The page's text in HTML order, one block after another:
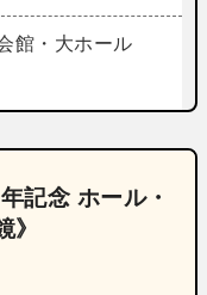
館・大ホール
記念 ホール・